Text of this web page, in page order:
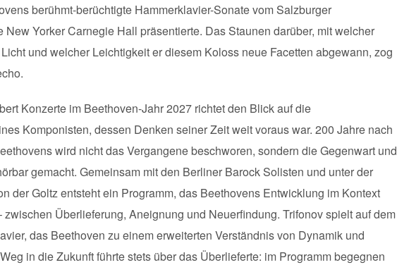
berühmt-berüchtigte Hammerklavier-Sonate vom Salzburger
New Yorker Carnegie Hall präsentierte. Das Staunen darüber, mit welcher
und welcher Leichtigkeit er diesem Koloss neue Facetten abgewann, zog
Konzerte im Beethoven-Jahr 2027 richtet den Blick auf die
Komponisten, dessen Denken seiner Zeit weit voraus war. 200 Jahre nach
wird nicht das Vergangene beschworen, sondern die Gegenwart und
gemacht. Gemeinsam mit den Berliner Barock Solisten und unter der
der Goltz entsteht ein Programm, das Beethovens Entwicklung im Kontext
Überlieferung, Aneignung und Neuerfindung. Trifonov spielt auf dem
das Beethoven zu einem erweiterten Verständnis von Dynamik und
in die Zukunft führte stets über das Überlieferte: im Programm begegnen